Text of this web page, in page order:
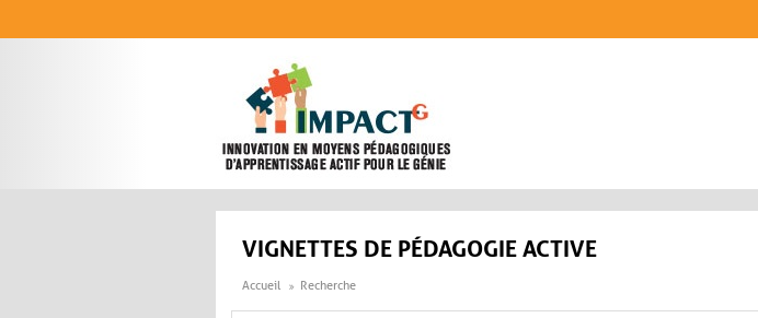
VIGNETTES DE PÉDAGOGIE ACTIVE
Accueil Recherche